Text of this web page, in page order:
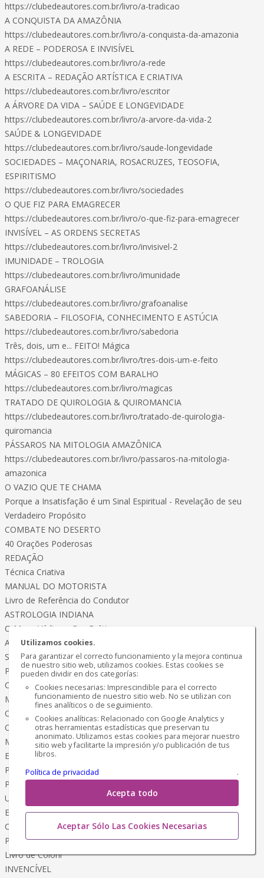
Utilizamos cookies.
Para garantizar el correcto funcionamiento y la mejora continua
de nuestro sitio web, utilizamos cookies. Estas cookies se
pueden dividir en dos categorías:
Cookies necesarias: Imprescindible para el correcto
funcionamiento de nuestro sitio web. No se utilizan con
fines analíticos o de seguimiento.
Cookies analíticas: Relacionado con Google Analytics y
otras herramientas estadísticas que preservan tu
anonimato. Utilizamos estas cookies para mejorar nuestro
sitio web y facilitarte la impresión y/o publicación de tus
libros.
Política de privacidad
.
Acepta todo
Aceptar Sólo Las Cookies Necesarias
https://clubedeautores.com.br/livro/a-tradicao
A CONQUISTA DA AMAZÔNIA
https://clubedeautores.com.br/livro/a-conquista-da-amazonia
A REDE – PODEROSA E INVISÍVEL
https://clubedeautores.com.br/livro/a-rede
A ESCRITA – REDAÇÃO ARTÍSTICA E CRIATIVA
https://clubedeautores.com.br/livro/escritor
A ÁRVORE DA VIDA – SAÚDE E LONGEVIDADE
https://clubedeautores.com.br/livro/a-arvore-da-vida-2
SAÚDE & LONGEVIDADE
https://clubedeautores.com.br/livro/saude-longevidade
SOCIEDADES – MAÇONARIA, ROSACRUZES, TEOSOFIA,
ESPIRITISMO
https://clubedeautores.com.br/livro/sociedades
O QUE FIZ PARA EMAGRECER
https://clubedeautores.com.br/livro/o-que-fiz-para-emagrecer
INVISÍVEL – AS ORDENS SECRETAS
https://clubedeautores.com.br/livro/invisivel-2
IMUNIDADE – TROLOGIA
https://clubedeautores.com.br/livro/imunidade
GRAFOANÁLISE
https://clubedeautores.com.br/livro/grafoanalise
SABEDORIA – FILOSOFIA, CONHECIMENTO E ASTÚCIA
https://clubedeautores.com.br/livro/sabedoria
Três, dois, um e... FEITO! Mágica
https://clubedeautores.com.br/livro/tres-dois-um-e-feito
MÁGICAS – 80 EFEITOS COM BARALHO
https://clubedeautores.com.br/livro/magicas
TRATADO DE QUIROLOGIA & QUIROMANCIA
https://clubedeautores.com.br/livro/tratado-de-quirologia-
quiromancia
PÁSSAROS NA MITOLOGIA AMAZÔNICA
https://clubedeautores.com.br/livro/passaros-na-mitologia-
amazonica
O VAZIO QUE TE CHAMA
Porque a Insatisfação é um Sinal Espiritual - Revelação de seu
Verdadeiro Propósito
COMBATE NO DESERTO
40 Orações Poderosas
REDAÇÃO
Técnica Criativa
MANUAL DO MOTORISTA
Livro de Referência do Condutor
ASTROLOGIA INDIANA
O Mapa Védico e Sua Prática
ASTROLOGIA KARMICA
Sua Jornada Terrena
PRESO EM VOCÊ
Ciclo de Dependência - O Caminho da Liberdade
MARKETING DE GUERRILHA
Os Negócios com Inteligência Artificial
O QUE FIZ PARA EMAGRECER
Meu Método Terapêutico
EMAGRECER é Chique!
Programação Física e Mental
PLANO de Emagrecimento
Um estilo de Vida Saudável
EMAGRECER
Coragem, Ousadia e Conquista
Pássaros Encantados da AMAZÔNIA
Livro de Colorir
INVENCÍVEL